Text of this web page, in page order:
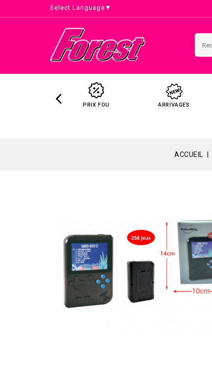
Select Language ▼
PRIX FOU ARRIVAGES
ACCUEIL